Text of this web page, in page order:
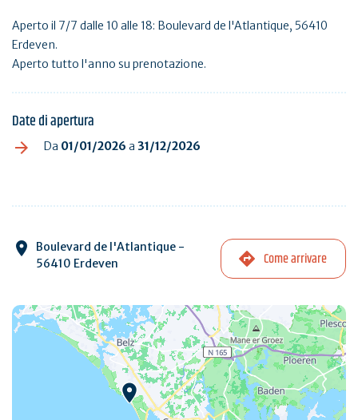
Aperto il 7/7 dalle 10 alle 18: Boulevard de l'Atlantique, 56410
Erdeven.
Aperto tutto l'anno su prenotazione.
Date di apertura
Da 01/01/2026 a 31/12/2026
Boulevard de l'Atlantique -
56410 Erdeven
Come arrivare